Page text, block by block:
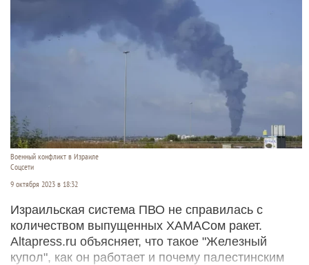
Военный конфликт в Израиле
Соцсети
9 октября 2023 в 18:32
Израильская система ПВО не справилась с
количеством выпущенных ХАМАСом ракет.
Altapress.ru объясняет, что такое "Железный
купол", как он работает и почему палестинским